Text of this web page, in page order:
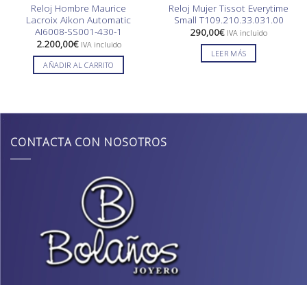
Reloj Hombre Maurice
Lacroix Aikon Automatic
AI6008-SS001-430-1
2.200,00€ IVA incluido
AÑADIR AL CARRITO
Reloj Mujer Tissot Everytime
Small T109.210.33.031.00
290,00€ IVA incluido
LEER MÁS
CONTACTA CON NOSOTROS